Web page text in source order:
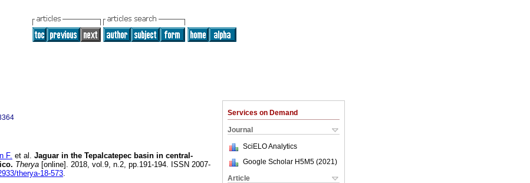
Services on Demand
Journal
SciELO Analytics
Google Scholar H5M5 (2021 )
Article
F. et al. Jaguar in the Tepalcatepec basin in central-
Therya [online]. 2018, vol.9, n.2, pp.191-194. ISSN 2007-
therya-18-573.